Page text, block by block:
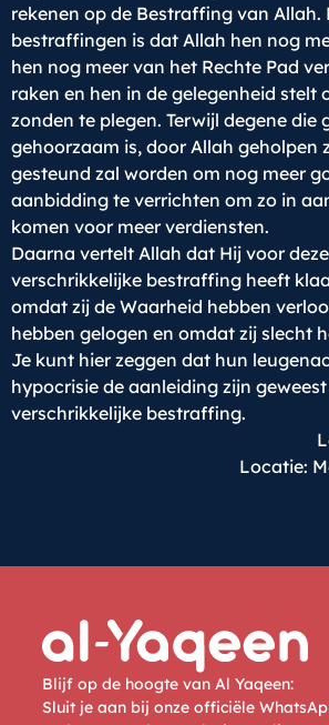
rekenen op de Bestraffing van Allah.
bestraffingen is dat Allah hen nog
hen nog meer van het Rechte Pad
raken en hen in de gelegenheid stelt
zonden te plegen. Terwijl degene die
gehoorzaam is, door Allah geholpen
gesteund zal worden om nog meer
aanbidding te verrichten om zo in
komen voor meer verdiensten.
Daarna vertelt Allah dat Hij voor
verschrikkelijke bestraffing heeft
omdat zij de Waarheid hebben
hebben gelogen en omdat zij slecht
Je kunt hier zeggen dat hun
hypocrisie de aanleiding zijn
verschrikkelijke bestraffing.
Locatie:
Blijf op de hoogte van Al Yaqeen:
Sluit je aan bij onze officiële